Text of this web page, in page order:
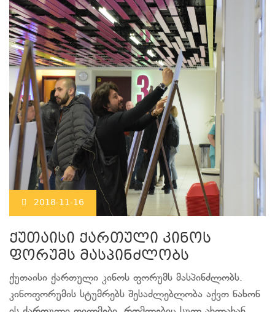
2018-11-16
ქუთაისი ქართული კინოს
ფორუმს მასპინძლობს
ქუთაისი ქართული კინოს ფორუმს მასპინძლობს.
კინოფორუმის სტუმრებს შესაძლებლობა აქვთ ნახონ